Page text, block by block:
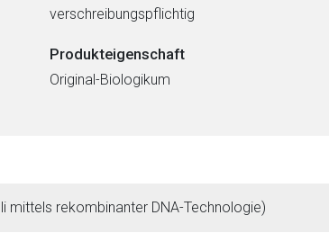
verschreibungspflichtig
Produkteigenschaft
Original-Biologikum
mittels rekombinanter DNA-Technologie)